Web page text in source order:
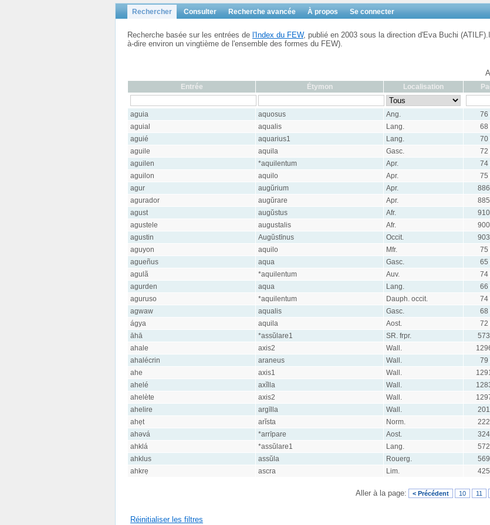
Rechercher Consulter Recherche avancée À propos Se connecter
Recherche basée sur les entrées de l'Index du FEW, publié en 2003 sous la direction d'Eva Buchi
à-dire environ un vingtième de l'ensemble des formes du FEW).
Entrée Étymon Localisation
aguia aquosus Ang. 76
aguial
aqualis Lang. 68
aguié
aquarius1 Lang. 70
aguile
aquila Gasc. 72
aguilen
*aquilentum Apr. 74
aguilon
aquilo Apr. 75
agur
augŭrium Apr.
agurador
augŭrare Apr.
agust
augŭstus Afr.
agustele
augustalis Afr.
agustin
Augŭstīnus Occit.
aguyon
aquilo Mfr. 75
agueñus
aqua Gasc. 65
agulã
*aquilentum Auv. 74
agurden
aqua Lang. 66
aguruso
*aquilentum Dauph. occit. 74
agwaw
aqualis Gasc. 68
ágya
aquila Aost. 72
āhā
*assŭlare1 SR. frpr.
ahale
axis2 Wall.
ahalécrin
araneus Wall. 79
ahe
axis1 Wall.
ahelé
axĭlla Wall.
ahelète
axis2 Wall.
ahelire
argīlla Wall.
ahẹt
arĭsta Norm.
ahəvá
*arrīpare Aost.
ahklá
*assŭlare1 Lang.
ahklus
assŭla Rouerg.
ahkrẹ
ascra Lim.
Aller à la page: < Précédent 10 11
Réinitialiser les filtres